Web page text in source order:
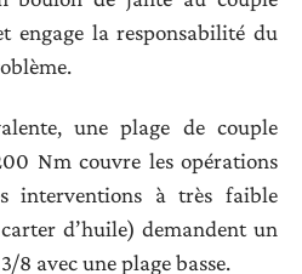
engage la responsabilité du
une plage de couple
Nm couvre les opérations
interventions à très faible
d’huile) demandent un
8 avec une plage basse.